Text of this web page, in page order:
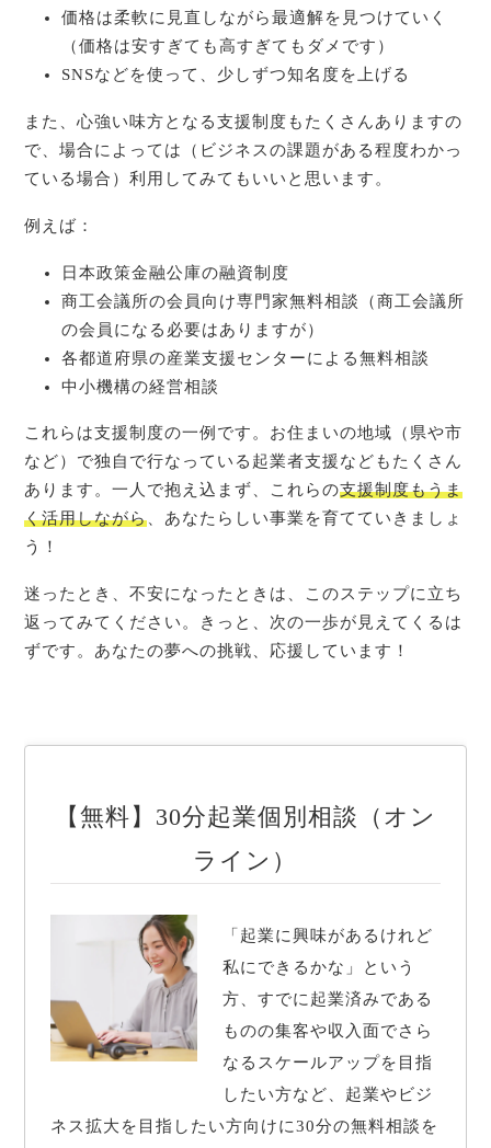
価格は柔軟に見直しながら最適解を見つけていく
（価格は安すぎても高すぎてもダメです）
SNSなどを使って、少しずつ知名度を上げる
また、心強い味方となる支援制度もたくさんありますの
で、場合によっては（ビジネスの課題がある程度わかっ
ている場合）利用してみてもいいと思います。
例えば：
日本政策金融公庫の融資制度
商工会議所の会員向け専門家無料相談（商工会議所
の会員になる必要はありますが）
各都道府県の産業支援センターによる無料相談
中小機構の経営相談
これらは支援制度の一例です。お住まいの地域（県や市
など）で独自で行なっている起業者支援などもたくさん
あります。一人で抱え込まず、これらの支援制度もうま
く活用しながら、あなたらしい事業を育てていきましょ
う！
迷ったとき、不安になったときは、このステップに立ち
返ってみてください。きっと、次の一歩が見えてくるは
ずです。あなたの夢への挑戦、応援しています！
【無料】30分起業個別相談（オン
ライン）
「起業に興味があるけれど
私にできるかな」という
方、すでに起業済みである
ものの集客や収入面でさら
なるスケールアップを目指
したい方など、起業やビジ
ネス拡大を目指したい方向けに30分の無料相談を